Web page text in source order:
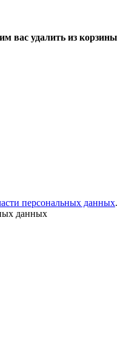
вас удалить из корзины
персональных данных.
данных